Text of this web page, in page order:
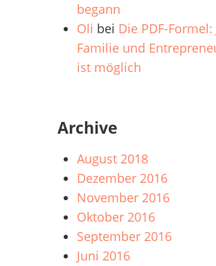
begann
Oli bei Die PDF-Formel:
Familie und
ist möglich
Archive
August 2018
Dezember 2016
November 2016
Oktober 2016
September 2016
Juni 2016